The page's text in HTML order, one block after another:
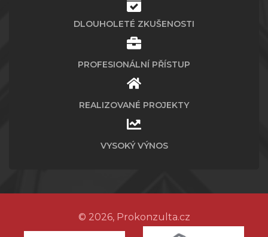
DLOUHOLETÉ ZKUŠENOSTI
PROFESIONÁLNÍ PŘÍSTUP
REALIZOVANÉ PROJEKTY
VYSOKÝ VÝNOS
© 2026, Prokonzulta.cz